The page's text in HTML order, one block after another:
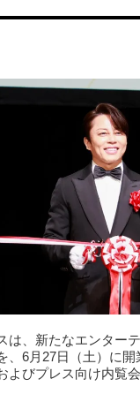
は、新たなエンター
、6月27日（土）に
びプレス向け内覧会